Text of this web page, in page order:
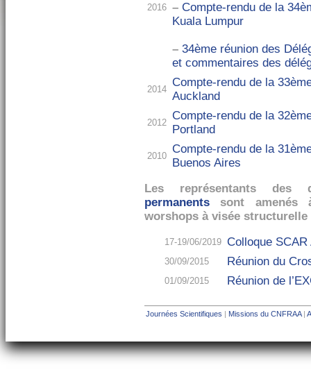
2016 – Compte-rendu de la
Kuala Lumpur
– 34ème réunion des
et commentaires des
2014
Compte-rendu de la
Auckland
2012
Compte-rendu de la
Portland
2010
Compte-rendu de la
Buenos Aires
Les représentants des
permanents sont amenés
worshops à visée
17-19/06/2019 Colloque
30/09/2015 Réunion du
01/09/2015 Réunion de
Journées Scientifiques | Missions du CNFRAA|